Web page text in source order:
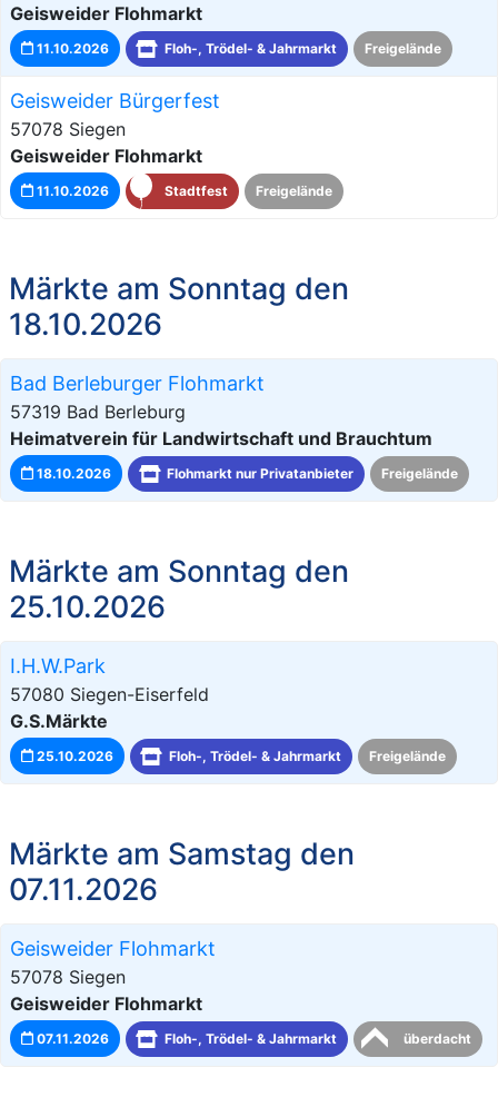
Geisweider Flohmarkt
11.10.2026 Floh-, Trödel- & Jahrmarkt Freigelände
Geisweider Bürgerfest
57078 Siegen
Geisweider Flohmarkt
11.10.2026 Stadtfest Freigelände
Märkte am Sonntag den
18.10.2026
Bad Berleburger Flohmarkt
57319 Bad Berleburg
Heimatverein für Landwirtschaft und Brauchtum
18.10.2026 Flohmarkt nur Privatanbieter Freigelände
Märkte am Sonntag den
25.10.2026
I.H.W.Park
57080 Siegen-Eiserfeld
G.S.Märkte
25.10.2026 Floh-, Trödel- & Jahrmarkt Freigelände
Märkte am Samstag den
07.11.2026
Geisweider Flohmarkt
57078 Siegen
Geisweider Flohmarkt
07.11.2026 Floh-, Trödel- & Jahrmarkt überdacht